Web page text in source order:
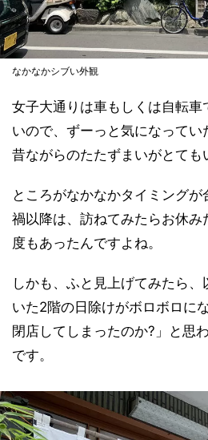
なかなかシブい外観
女子大通りは車もしくは自転車
いので、ずーっと気になってい
昔ながらのたたずまいがとても
ところがなかなかタイミング
禍以降は、訪ねてみたらお休
度もあったんですよね。
しかも、ふと見上げてみたら
いた2階の日除けがボロボロに
閉店してしまったのか?」と思
です。